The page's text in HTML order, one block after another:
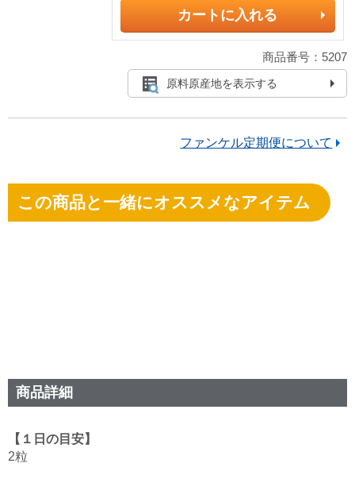
カートに入れる
商品番号：5207
原料原産地を表示する
ファンケル定期便について
この商品と一緒にオススメなアイテム
商品詳細
【１日の目安】
2粒